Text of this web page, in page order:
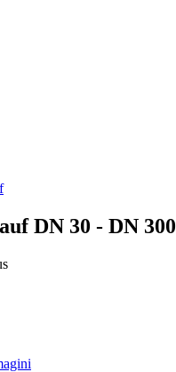
DN 30 - DN 300